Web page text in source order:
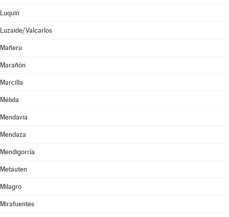
Luquin
Luzaide/Valcarlos
Mañeru
Marañón
Marcilla
Mélida
Mendavia
Mendaza
Mendigorría
Metauten
Milagro
Mirafuentes